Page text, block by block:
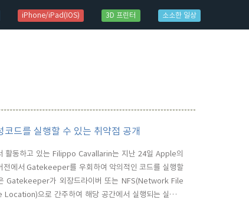
iPhone/iPad(IOS) 3D 프린터 소소한 일상
드를 실행할 수 있는 취약점 공개
동하고 있는 Filippo Cavallarin는 지난 24일 Apple의
에서 Gatekeeper를 우회하여 악의적인 코드를 실행할
Gatekeeper가 외장드라이버 또는 NFS(Network File
으로 간주하여 해당 공간에서 실행되는 실행코